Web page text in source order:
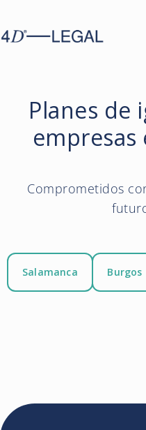
Planes de
empresas
Comprometidos
Salamanca Burgos